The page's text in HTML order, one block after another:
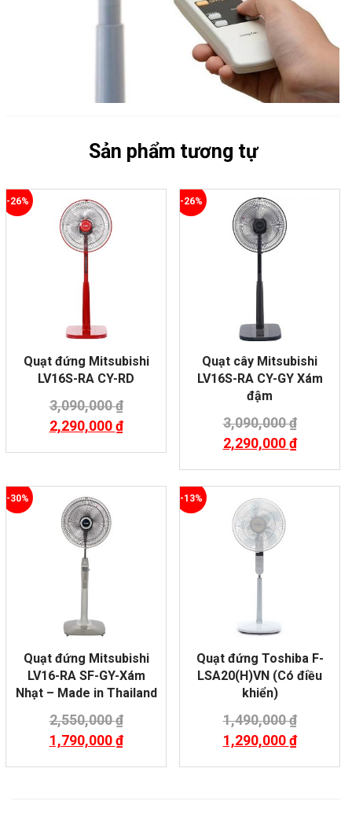
Sản phẩm tương tự
-26%
Quạt đứng Mitsubishi
LV16S-RA CY-RD
3,090,000₫
2,290,000 ₫
-26%
Quạt cây Mitsubishi
LV16S-RA CY-GY Xám
đậm
3,090,000₫
2,290,000 ₫
-30%
Quạt đứng Mitsubishi
LV16-RA SF-GY-Xám
Nhạt – Made in Thailand
2,550,000₫
1,790,000 ₫
-13%
Quạt đứng Toshiba F-
LSA20(H)VN (Có điều
khiển)
1,490,000₫
1,290,000 ₫